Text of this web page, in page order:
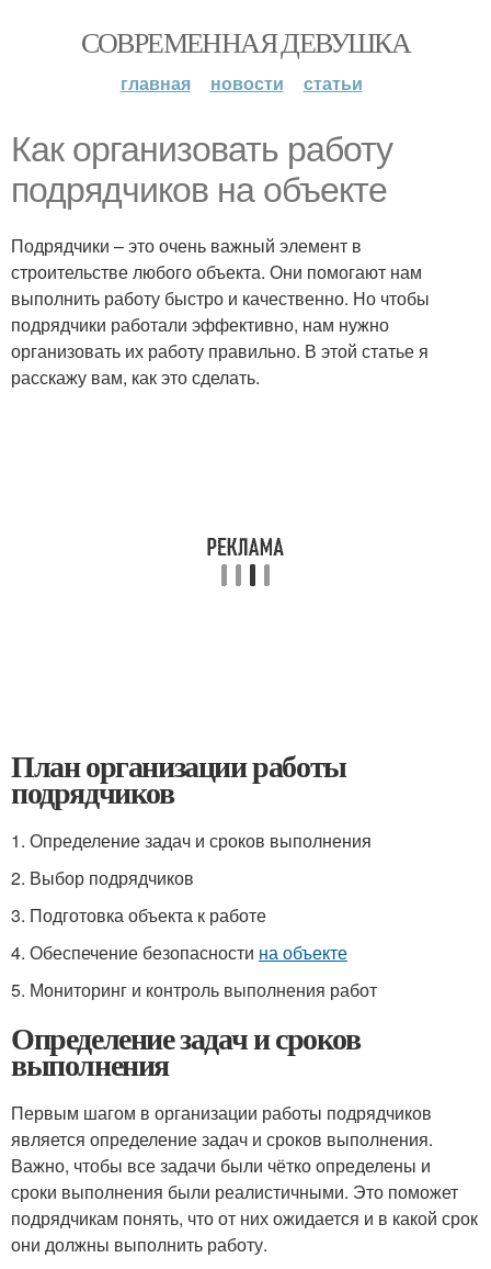
СОВРЕМЕННАЯ ДЕВУШКА
главная новости статьи
Как организовать работу
подрядчиков на объекте
Подрядчики – это очень важный элемент в
строительстве любого объекта. Они помогают нам
выполнить работу быстро и качественно. Но чтобы
подрядчики работали эффективно, нам нужно
организовать их работу правильно. В этой статье я
расскажу вам, как это сделать.
План организации работы
подрядчиков
1. Определение задач и сроков выполнения
2. Выбор подрядчиков
3. Подготовка объекта к работе
4. Обеспечение безопасности на объекте
5. Мониторинг и контроль выполнения работ
Определение задач и сроков
выполнения
Первым шагом в организации работы подрядчиков
является определение задач и сроков выполнения.
Важно, чтобы все задачи были чётко определены и
сроки выполнения были реалистичными. Это поможет
подрядчикам понять, что от них ожидается и в какой срок
они должны выполнить работу.